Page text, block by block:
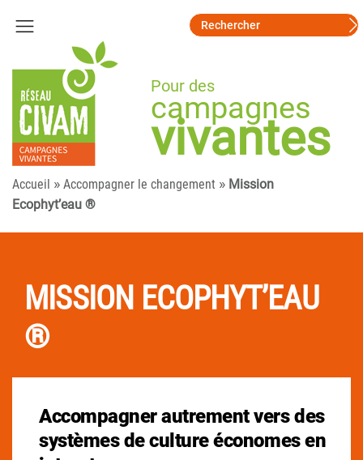
Pour des
campagnes
vivantes
Accueil » Accompagner le changement » Mission
Ecophyt’eau ®
MISSION ECOPHYT’EAU
®
Accompagner autrement vers des
systèmes de culture économes en